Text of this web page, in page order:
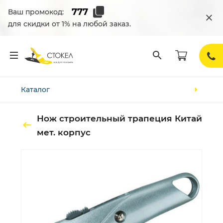
Ваш промокод:
для скидки от 1% на любой заказ.
Каталог
Нож строительный трапеция Китай
мет. корпус